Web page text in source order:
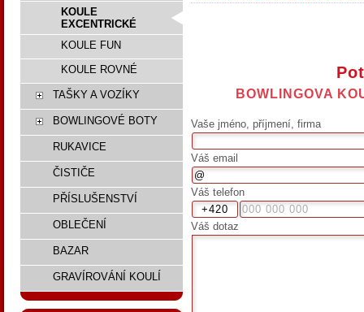
BOWLINGOVA
Vaše jméno, příjmení, firma
Váš email
Váš telefon
Váš dotaz
KOULE
EXCENTRICKÉ
KOULE FUN
KOULE ROVNÉ
TAŠKY A VOZÍKY
BOWLINGOVÉ BOTY
RUKAVICE
ČISTIČE
PŘÍSLUŠENSTVÍ
OBLEČENÍ
BAZAR
GRAVÍROVÁNÍ KOULÍ